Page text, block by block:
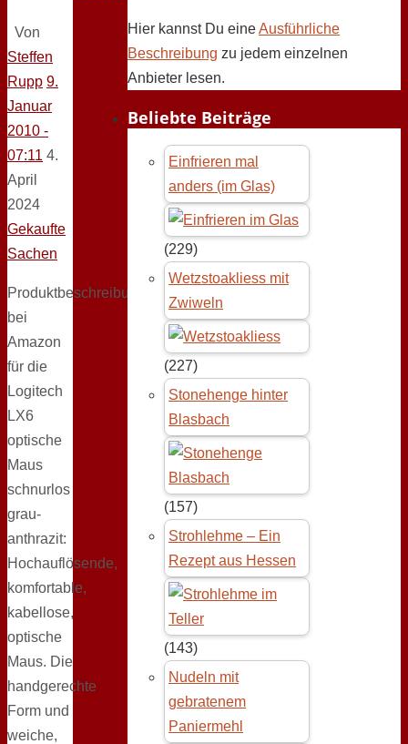
Von
Steffen
Rupp 9.
Januar
2010 -
07:11 4.
April
2024
Gekaufte
Sachen
Produktbeschreibung
bei
Amazon
für die
Logitech
LX6
optische
Maus
schnurlos
grau-
anthrazit:
Hochauflösende,
komfortable,
kabellose,
optische
Maus. Die
handgerechte
Form und
weiche,
Hier kannst Du eineAusführliche
Beschreibung zu jedem einzelnen
Anbieter lesen.
Beliebte Beiträge
Einfrieren mal
anders (im Glas)
(229)
Wetzstoakliess mit
Zwiweln
(227)
Stonehenge hinter
Blasbach
(157)
Strohlehme – Ein
Rezept aus Hessen
(143)
Nudeln mit
gebratenem
Paniermehl